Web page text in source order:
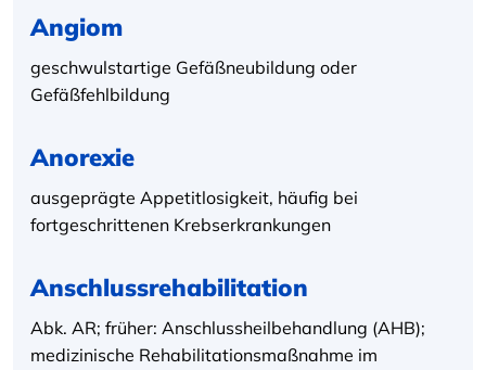
Angiom
geschwulstartige Gefäßneubildung oder
Gefäßfehlbildung
Anorexie
ausgeprägte Appetitlosigkeit, häufig bei
fortgeschrittenen Krebserkrankungen
Anschlussrehabilitation
Abk. AR; früher: Anschlussheilbehandlung (AHB);
medizinische Rehabilitationsmaßnahme im